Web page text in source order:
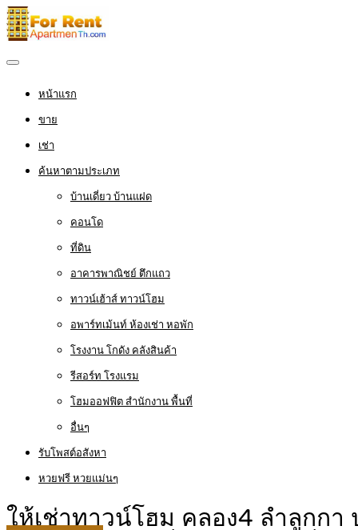
หน้าแรก
ขาย
เช่า
ค้นหาตามประเภท
บ้านเดี่ยว บ้านแฝด
คอนโด
ที่ดิน
อาคารพาณิชย์ ตึกแถว
ทาวน์เฮ้าส์ ทาวน์โฮม
อพาร์ทเม้นท์ ห้องเช่า หอพัก
โรงงาน โกดัง คลังสินค้า
รีสอร์ท โรงแรม
โฮมออฟฟิต สำนักงาน พื้นที่
อื่นๆ
รับโพสต์อสังหา
หวยฟรี หวยแม่นๆ
ให้เช่าทาวน์โฮม คลอง4 ลำลูกก